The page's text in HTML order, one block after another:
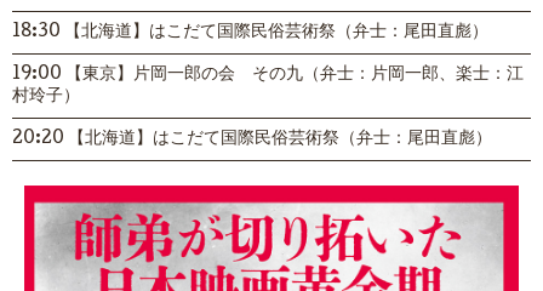
18:30 【北海道】はこだて国際民俗芸術祭（弁士：尾田直彪）
19:00 【東京】片岡一郎の会 その九（弁士：片岡一郎、楽士：江
村玲子）
20:20 【北海道】はこだて国際民俗芸術祭（弁士：尾田直彪）